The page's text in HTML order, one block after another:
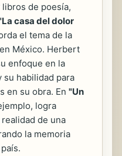
de poesía,
casa del dolor
el tema de la
México. Herbert
enfoque en la
habilidad para
en su obra. En "Un
logra
de una
la memoria